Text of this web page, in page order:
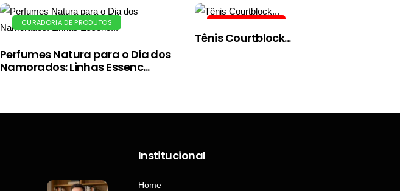
CURADORIA DE PRODUTOS
Perfumes Natura para o Dia dos
Namorados: Linhas Essenc...
ALERTA DE PREÇO
Tênis Courtblock...
Institucional
Home